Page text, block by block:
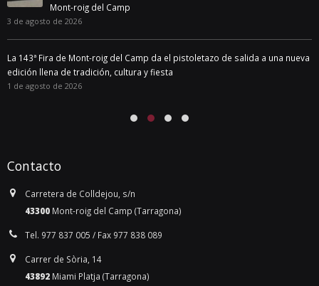
Mont-roig del Camp
3 de agosto de 2026
La 143ª Fira de Mont-roig del Camp da el pistoletazo de salida a una nueva
edición llena de tradición, cultura y fiesta
1 de agosto de 2026
Contacto
Carretera de Colldejou, s/n
43300 Mont-roig del Camp (Tarragona)
Tel. 977 837 005 / Fax 977 838 089
Carrer de Sòria, 14
43892 Miami Platja (Tarragona)